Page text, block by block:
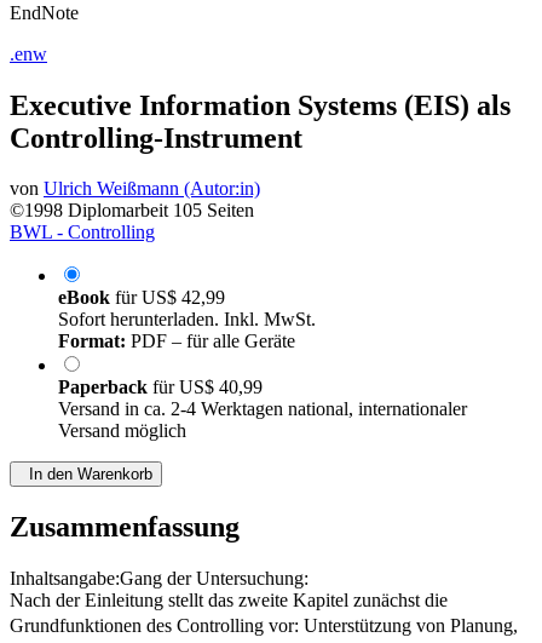
EndNote
.enw
Executive Information Systems (EIS) als
Controlling-Instrument
von Ulrich Weißmann (Autor:in)
©1998 Diplomarbeit 105 Seiten
BWL - Controlling
eBook fürUS$ 42,99
Sofort herunterladen. Inkl. MwSt.
Format: PDF – für alle Geräte
Paperback fürUS$ 40,99
Versand in ca. 2-4 Werktagen national, internationaler
Versand möglich
In den Warenkorb
Zusammenfassung
Inhaltsangabe:Gang der Untersuchung:
Nach der Einleitung stellt das zweite Kapitel zunächst die
Grundfunktionen des Controlling vor: Unterstützung von Planung,